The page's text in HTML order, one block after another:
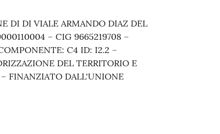
DI DI VIALE ARMANDO DIAZ DEL
– CIG 9665219708 –
C4 ID: I2.2 –
DEL TERRITORIO E
FINANZIATO DALL'UNIONE